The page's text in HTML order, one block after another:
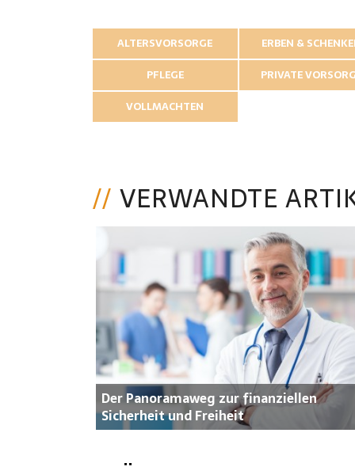
ALTERSVORSORGE
ERBEN &
PFLEGE
PRIVATE
VOLLMACHTEN
VERWANDTE
Der Panoramaweg zur finanziellen
Sicherheit und Freiheit